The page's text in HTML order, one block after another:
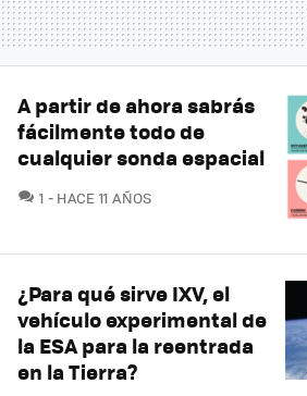
A partir de ahora sabrás
fácilmente todo de
cualquier sonda espacial
1 COMENTARIOS
HACE 11 AÑOS
¿Para qué sirve IXV, el
vehículo experimental de
la ESA para la reentrada
en la Tierra?